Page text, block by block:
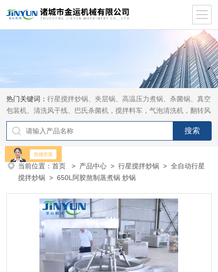
热门关键词：行星搅拌炒锅、夹层锅、高温压力煮锅、杀菌锅、真空
包装机、清洗风干线、巴氏杀菌机，搅拌料车，气泡清洗机，翻转风
干机
当前位置：首页 > 产品中心 >行星搅拌炒锅 >全自动行星
搅拌炒锅 > 650L阿胶熬制蒸煮锅 炒锅